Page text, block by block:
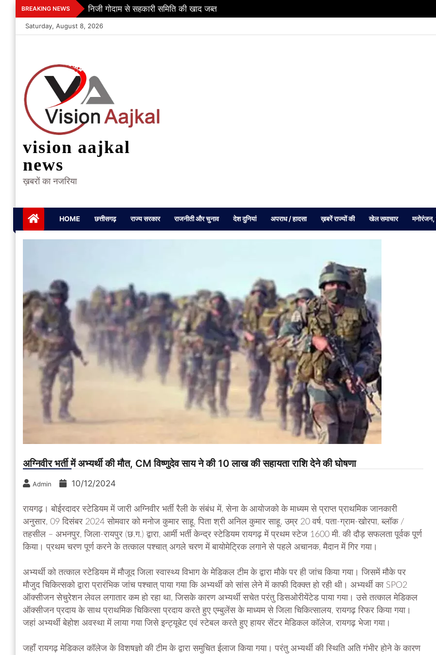
Skip
to
content
BREAKING NEWS निजी गोदाम से सहकारी समिति की खाद जब्त
Saturday, August 8, 2026
vision aajkal
news
ख़बरों का नजरिया
HOME छत्तीसगढ़ राज्य सरकार राजनीती और चुनाव देश दुनियां अपराध / हादसा ख़बरें राज्यों की खेल समाचार
अग्निवीर भर्ती में अभ्यर्थी की मौत, CM विष्णुदेव साय ने की 10 लाख की सहायता राशि देने की घोषणा
Admin 10/12/2024
रायगढ़। बोईरदादर स्टेडियम में जारी अग्निवीर भर्ती रैली के संबंध में, सेना के आयोजको के माध्यम से प्राप्त प्राथमिक जानकारी
अनुसार, 09 दिसंबर 2024 सोमवार को मनोज कुमार साहू, पिता श्री अनिल कुमार साहू, उम्र 20 वर्ष, पता-ग्राम-खोरपा, ब्लॉक /
तहसील – अभनपुर, जिला-रायपुर (छ.ग.) द्वारा, आर्मी भर्ती केन्द्र स्टेडियम रायगढ़ में प्रथम स्टेज 1600 मी. की दौड़ सफलता पूर्वक पूर्ण
किया। प्रथम चरण पूर्ण करने के तत्काल पश्चात् अगले चरण में बायोमेट्रिक लगाने से पहले अचानक, मैदान में गिर गया।
अभ्यर्थी को तत्काल स्टेडियम में मौजूद जिला स्वास्थ्य विभाग के मेडिकल टीम के द्वारा मौके पर ही जांच किया गया। जिसमें मौके पर
मौजुद चिकित्सको द्वारा प्रारंभिक जांच पश्चात् पाया गया कि अभ्यर्थी को सांस लेने में काफी दिक्क्त हो रही थी। अभ्यर्थी का SPO2
ऑक्सीजन सेचुरेशन लेवल लगातार कम हो रहा था, जिसके कारण अभ्यर्थी सचेत परंतु डिसओरीयेंटेड पाया गया।उसे तत्काल मेडिकल
ऑक्सीजन प्रदाय के साथ प्राथमिक चिकित्सा प्रदाय करते हुए एम्बुलेंस के माध्यम से जिला चिकित्सालय, रायगढ़ रिफर किया गया।
जहां अभ्यर्थी बेहोश अवस्था में लाया गया जिसे इन्ट्यूबेट एवं स्टेबल करते हुए हायर सेंटर मेडिकल कॉलेज, रायगढ़ भेजा गया।
जहाँ रायगढ़ मेडिकल कॉलेज के विशषज्ञो की टीम के द्वारा समुचित ईलाज किया गया। परंतु अभ्यर्थी की स्थिति अति गंभीर होने के कारण